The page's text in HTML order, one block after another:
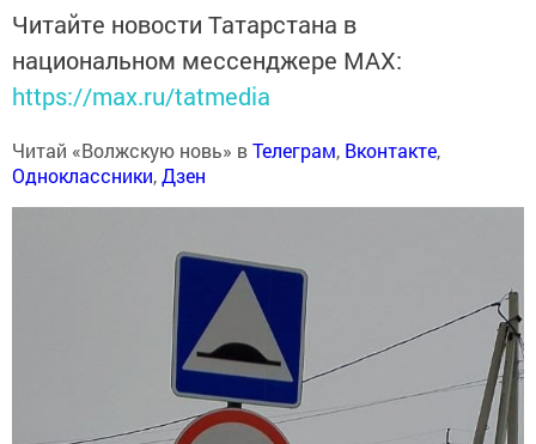
Читайте новости Татарстана в
национальном мессенджере MАХ:
https://max.ru/tatmedia
Читай «Волжскую новь» вТелеграм, Вконтакте,
Одноклассники,Дзен